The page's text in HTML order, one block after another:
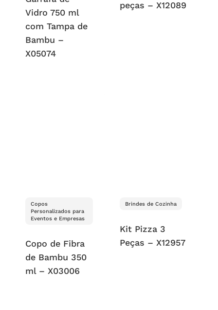
Vidro 750 ml
com Tampa de
Bambu –
X05074
peças – X12089
Copos
Personalizados para
Eventos e Empresas
Copo de Fibra
de Bambu 350
ml – X03006
Brindes de Cozinha
Kit Pizza 3
Peças – X12957